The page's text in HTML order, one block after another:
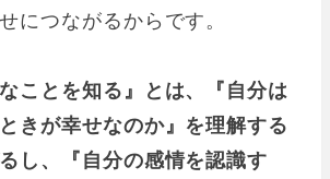
につながるからです。
ことを知る』とは、『自分は
きが幸せなのか』を理解する
し、『自分の感情を認識す